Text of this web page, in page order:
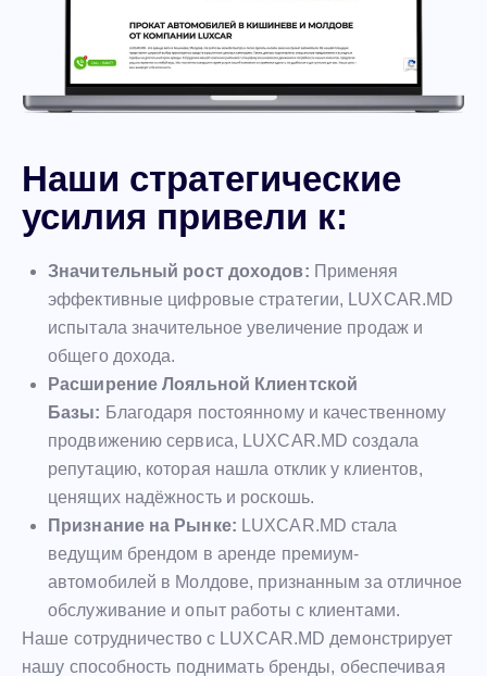
Наши стратегические
усилия привели к:
Значительный рост доходов: Применяя
эффективные цифровые стратегии, LUXCAR.MD
испытала значительное увеличение продаж и
общего дохода.
Расширение Лояльной Клиентской
Базы: Благодаря постоянному и качественному
продвижению сервиса, LUXCAR.MD создала
репутацию, которая нашла отклик у клиентов,
ценящих надёжность и роскошь.
Признание на Рынке: LUXCAR.MD стала
ведущим брендом в аренде премиум-
автомобилей в Молдове, признанным за отличное
обслуживание и опыт работы с клиентами.
Наше сотрудничество с LUXCAR.MD демонстрирует
нашу способность поднимать бренды, обеспечивая